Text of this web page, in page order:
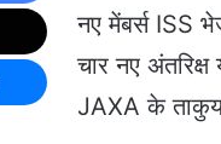
नए मेंबर्स ISS
चार नए
JAXA के